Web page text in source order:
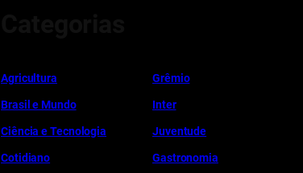
Agricultura
Brasil e Mundo
Ciência e Tecnologia
Cotidiano
Grêmio
Inter
Juventude
Gastronomia